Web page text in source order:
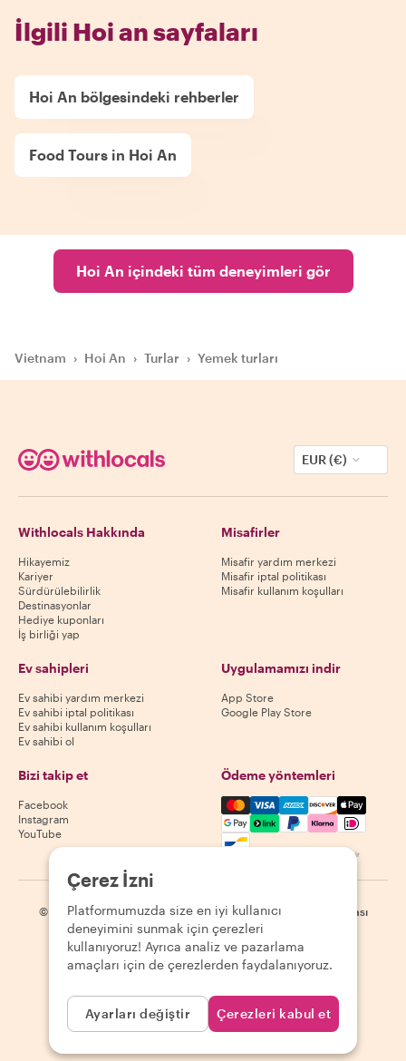
İlgili Hoi an sayfaları
Hoi An bölgesindeki rehberler
Food Tours in Hoi An
Hoi An içindeki tüm deneyimleri gör
Vietnam › Hoi An › Turlar › Yemek turları
EUR (€)
Withlocals Hakkında
Hikayemiz
Kariyer
Sürdürülebilirlik
Destinasyonlar
Hediye kuponları
İş birliği yap
Misafirler
Misafir yardım merkezi
Misafir iptal politikası
Misafir kullanım koşulları
Ev sahipleri
Ev sahibi yardım merkezi
Ev sahibi iptal politikası
Ev sahibi kullanım koşulları
Ev sahibi ol
Uygulamamızı indir
App Store
Google Play Store
Bizi takip et
Facebook
Instagram
YouTube
Ödeme yöntemleri
Mastercard, Visa, Amex,
Kullanılabilirlik destinasyona göre değişir
© 2026 Withlocals.com | Gizlilik Politikası Çerezler Site haritası
Çerez İzni
Platformumuzda size en iyi kullanıcı
deneyimini sunmak için çerezleri
kullanıyoruz! Ayrıca analiz ve pazarlama
amaçları için de çerezlerden faydalanıyoruz.
Ayarları değiştir Çerezleri kabul et